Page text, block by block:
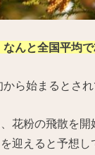
んと全国平均
ら始まるとされ
花粉の飛散を
迎えると予想し